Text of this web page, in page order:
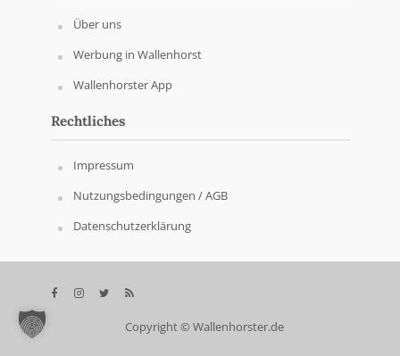
Über uns
Werbung in Wallenhorst
Wallenhorster App
Rechtliches
Impressum
Nutzungsbedingungen / AGB
Datenschutzerklärung
Copyright © Wallenhorster.de